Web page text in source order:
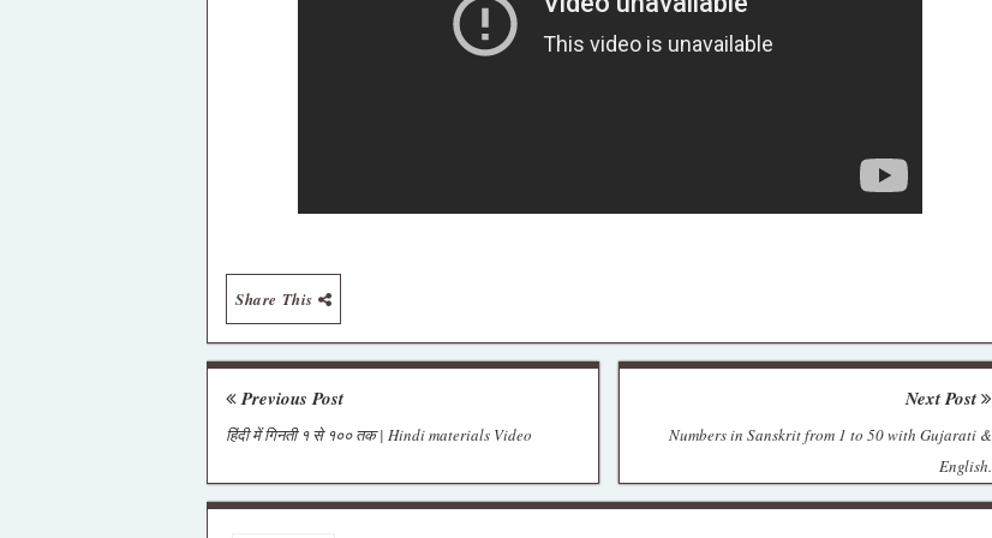
Share This
Previous Post
हिंदी में गिनती १ से १०० तक | Hindi materials Video
Next Post
Numbers in Sanskrit from 1 to 50 with Gujarati &
English.